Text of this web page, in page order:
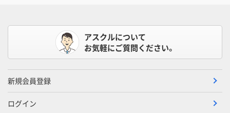
アスクルについて
お気軽にご質問ください。
新規会員登録
ログイン